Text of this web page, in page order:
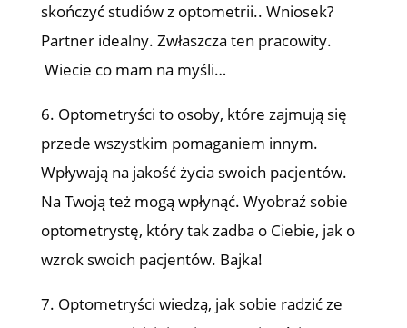
skończyć studiów z optometrii.. Wniosek?
Partner idealny. Zwłaszcza ten pracowity.
Wiecie co mam na myśli…
6. Optometryści to osoby, które zajmują się
przede wszystkim pomaganiem innym.
Wpływają na jakość życia swoich pacjentów.
Na Twoją też mogą wpłynąć. Wyobraź sobie
optometrystę, który tak zadba o Ciebie, jak o
wzrok swoich pacjentów. Bajka!
7. Optometryści wiedzą, jak sobie radzić ze